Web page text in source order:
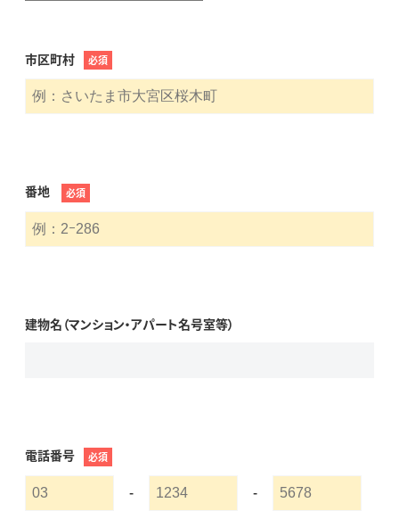
市区町村 必須
番地 必須
建物名（マンション・アパート名号室等）
電話番号 必須
- -